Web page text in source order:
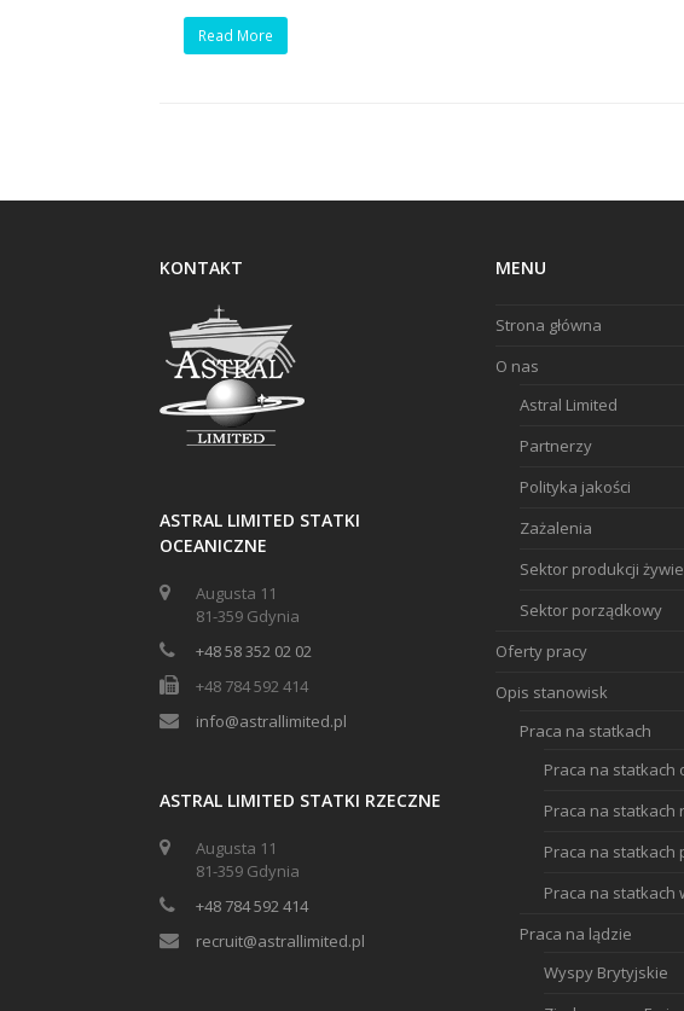
Read More
KONTAKT
ASTRAL LIMITED STATKI
OCEANICZNE
Augusta 11
81-359 Gdynia
+48 58 352 02 02
+48 784 592 414
info@astrallimited.pl
ASTRAL LIMITED STATKI RZECZNE
Augusta 11
81-359 Gdynia
+48 784 592 414
recruit@astrallimited.pl
MENU
Strona główna
O nas
Astral Limited
Partnerzy
Polityka jakości
Zażalenia
Sektor produkcji
Sektor porządkowy
Oferty pracy
Opis stanowisk
Praca na statkach
Praca na statkach
Praca na statkach
Praca na statkach
Praca na statkach
Praca na lądzie
Wyspy Brytyjskie